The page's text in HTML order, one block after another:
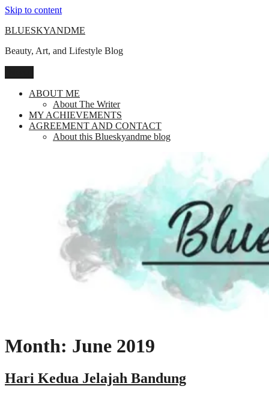
Skip to content
BLUESKYANDME
Beauty, Art, and Lifestyle Blog
ABOUT ME
About The Writer
MY ACHIEVEMENTS
AGREEMENT AND CONTACT
About this Blueskyandme blog
Month: June 2019
Hari Kedua Jelajah Bandung